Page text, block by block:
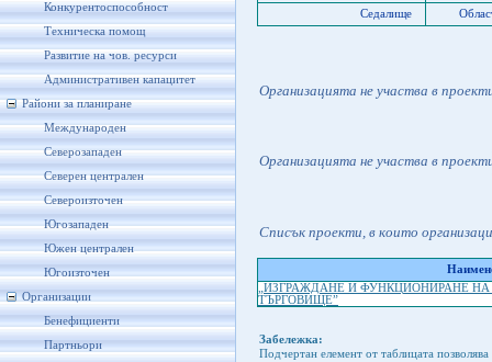
Конкурентоспособност
Техническа помощ
Развитие на чов. ресурси
Административен капацитет
Райони за планиране
Международен
Северозападен
Северен централен
Североизточен
Югозападен
Южен централен
Югоизточен
Организации
Бенефициенти
Партньори
Седалище
Организацията не участва в
Организацията не участва в
Списък проекти, в които
„ИЗГРАЖДАНЕ И ФУНКЦИОНИРАНЕ
ТЪРГОВИЩЕ”
Забележка:
Подчертан елемент от таблицата